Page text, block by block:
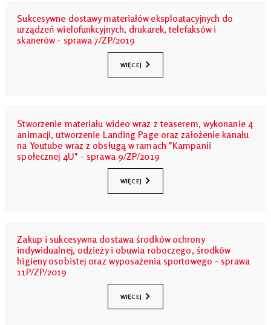
Sukcesywne dostawy materiałów eksploatacyjnych do
urządzeń wielofunkcyjnych, drukarek, telefaksów i
skanerów - sprawa 7/ZP/2019
WIĘCEJ
Stworzenie materiału wideo wraz z teaserem, wykonanie 4
animacji, utworzenie Landing Page oraz założenie kanału
na Youtube wraz z obsługą w ramach "Kampanii
społecznej 4U" - sprawa 9/ZP/2019
WIĘCEJ
Zakup i sukcesywna dostawa środków ochrony
indywidualnej, odzieży i obuwia roboczego, środków
higieny osobistej oraz wyposażenia sportowego - sprawa
11P/ZP/2019
WIĘCEJ